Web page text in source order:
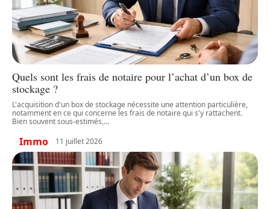
Quels sont les frais de notaire pour l’achat d’un box de
stockage ?
L'acquisition d'un box de stockage nécessite une attention particulière,
notamment en ce qui concerne les frais de notaire qui s'y rattachent.
Bien souvent sous-estimés,…
Immo 11 juillet 2026